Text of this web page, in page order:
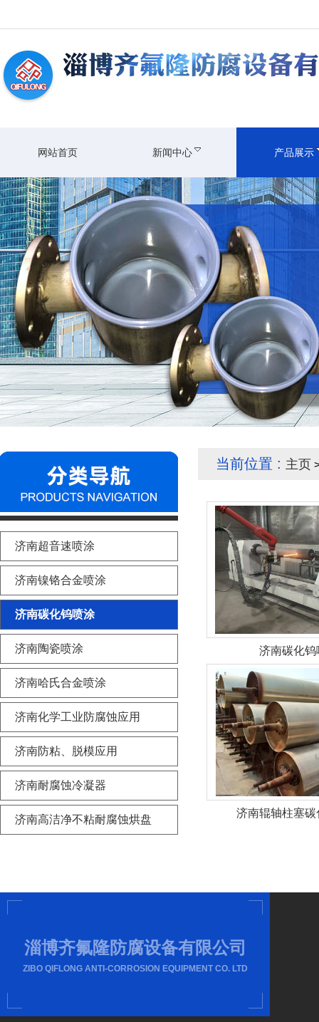
网站首页 新闻中心 产品展示
济南超音速喷涂
济南镍铬合金喷涂
济南碳化钨喷涂
济南陶瓷喷涂
济南哈氏合金喷涂
济南化学工业防腐蚀应用
济南防粘、脱模应用
济南耐腐蚀冷凝器
济南高洁净不粘耐腐蚀烘盘
当前位置 : 主页
济南碳化钨
济南辊轴柱塞碳
淄博齐氟隆防腐设备有限公司
ZIBO QIFLONG ANTI-CORROSION EQUIPMENT CO. LTD